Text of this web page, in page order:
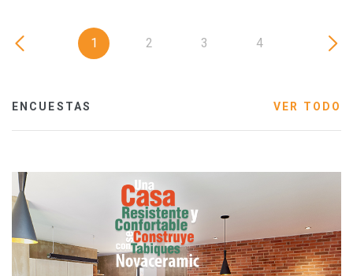
1 2 3 4
ENCUESTAS VER TODO